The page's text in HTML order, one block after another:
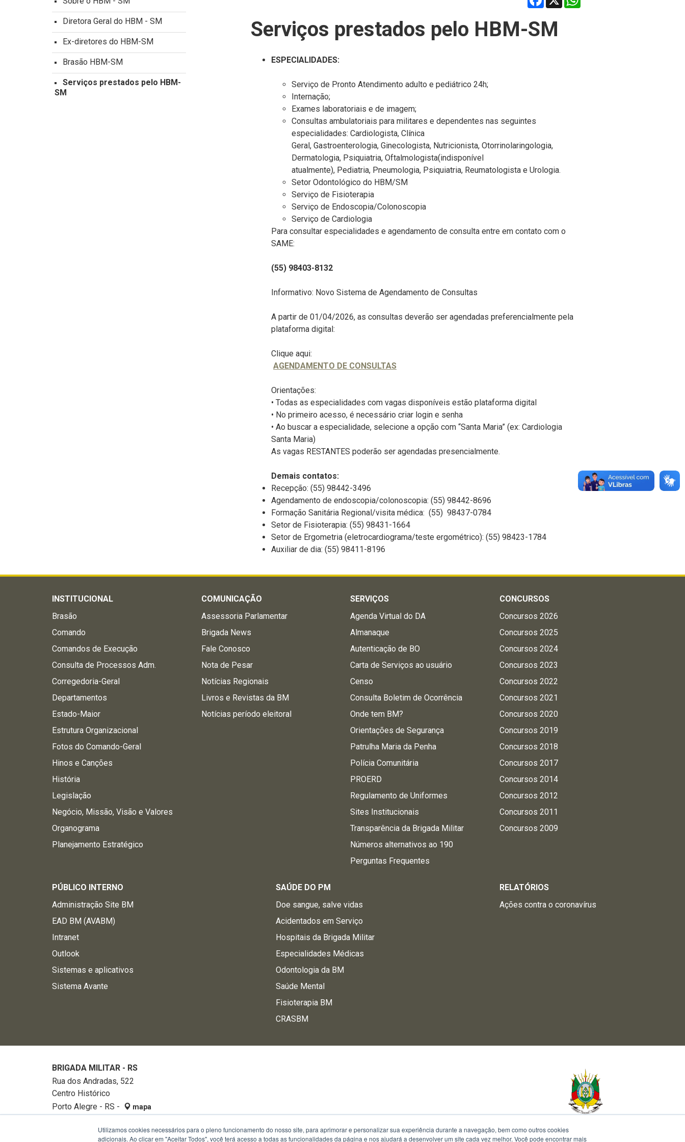
Serviços prestados pelo HBM-SM
ESPECIALIDADES:
Serviço de Pronto Atendimento adulto e pediátrico 24h;
Internação;
Exames laboratoriais e de imagem;
Consultas ambulatoriais para militares e dependentes nas seguintes
especialidades: Cardiologista, Clínica
Geral, Gastroenterologia, Ginecologista, Nutricionista, Otorrinolaringologia,
Dermatologia, Psiquiatria, Oftalmologista(indisponível
atualmente), Pediatria, Pneumologia, Psiquiatria, Reumatologista e Urologia.
Setor Odontológico do HBM/SM
Serviço de Fisioterapia
Serviço de Endoscopia/Colonoscopia
Serviço de Cardiologia
Para consultar especialidades e agendamento de consulta entre em contato com o
SAME:
(55) 98403-8132
Informativo: Novo Sistema de Agendamento de Consultas
A partir de 01/04/2026, as consultas deverão ser agendadas preferencialmente pela
plataforma digital:
Clique aqui:
AGENDAMENTO DE CONSULTAS
Orientações:
• Todas as especialidades com vagas disponíveis estão plataforma digital
• No primeiro acesso, é necessário criar login e senha
• Ao buscar a especialidade, selecione a opção com “Santa Maria” (ex: Cardiologia
Santa Maria)
As vagas RESTANTES poderão ser agendadas presencialmente.
Demais contatos:
Recepção: (55) 98442-3496
Agendamento de endoscopia/colonoscopia: (55) 98442-8696
Formação Sanitária Regional/visita médica: (55) 98437-0784
Setor de Fisioterapia: (55) 98431-1664
Setor de Ergometria (eletrocardiograma/teste ergométrico): (55) 98423-1784
Auxiliar de dia: (55) 98411-8196
Diretora Geral do HBM - SM
Ex-diretores do HBM-SM
Brasão HBM-SM
Serviços prestados pelo HBM-
SM
INSTITUCIONAL
Brasão
Comando
Comandos de Execução
Consulta de Processos Adm.
Corregedoria-Geral
Departamentos
Estado-Maior
Estrutura Organizacional
Fotos do Comando-Geral
Hinos e Canções
História
Legislação
Negócio, Missão, Visão e Valores
Organograma
Planejamento Estratégico
COMUNICAÇÃO
Assessoria Parlamentar
Brigada News
Fale Conosco
Nota de Pesar
Notícias Regionais
Livros e Revistas da BM
Notícias período eleitoral
SERVIÇOS
Agenda Virtual do DA
Almanaque
Autenticação de BO
Carta de Serviços ao usuário
Censo
Consulta Boletim de Ocorrência
Onde tem BM?
Orientações de Segurança
Patrulha Maria da Penha
Polícia Comunitária
PROERD
Regulamento de Uniformes
Sites Institucionais
Transparência da Brigada Militar
Números alternativos ao 190
Perguntas Frequentes
CONCURSOS
Concursos 2026
Concursos 2025
Concursos 2024
Concursos 2023
Concursos 2022
Concursos 2021
Concursos 2020
Concursos 2019
Concursos 2018
Concursos 2017
Concursos 2014
Concursos 2012
Concursos 2011
Concursos 2009
PÚBLICO INTERNO
Administração Site BM
EAD BM (AVABM)
Intranet
Outlook
Sistemas e aplicativos
Sistema Avante
SAÚDE DO PM
Doe sangue, salve vidas
Acidentados em Serviço
Hospitais da Brigada Militar
Especialidades Médicas
Odontologia da BM
Saúde Mental
Fisioterapia BM
CRASBM
RELATÓRIOS
Ações contra o coronavírus
BRIGADA MILITAR - RS
Rua dos Andradas, 522
Centro Histórico
Porto Alegre - RS -
mapa
32882740Utilizamos cookies necessários para o pleno funcionamento do nosso site, para aprimorar e personalizar sua experiência durante a navegação, bem como outros cookies
adicionais. Ao clicar em "Aceitar Todos", você terá acesso a todas as funcionalidades da página e nos ajudará a desenvolver um site cada vez melhor. Você pode encontrar mais